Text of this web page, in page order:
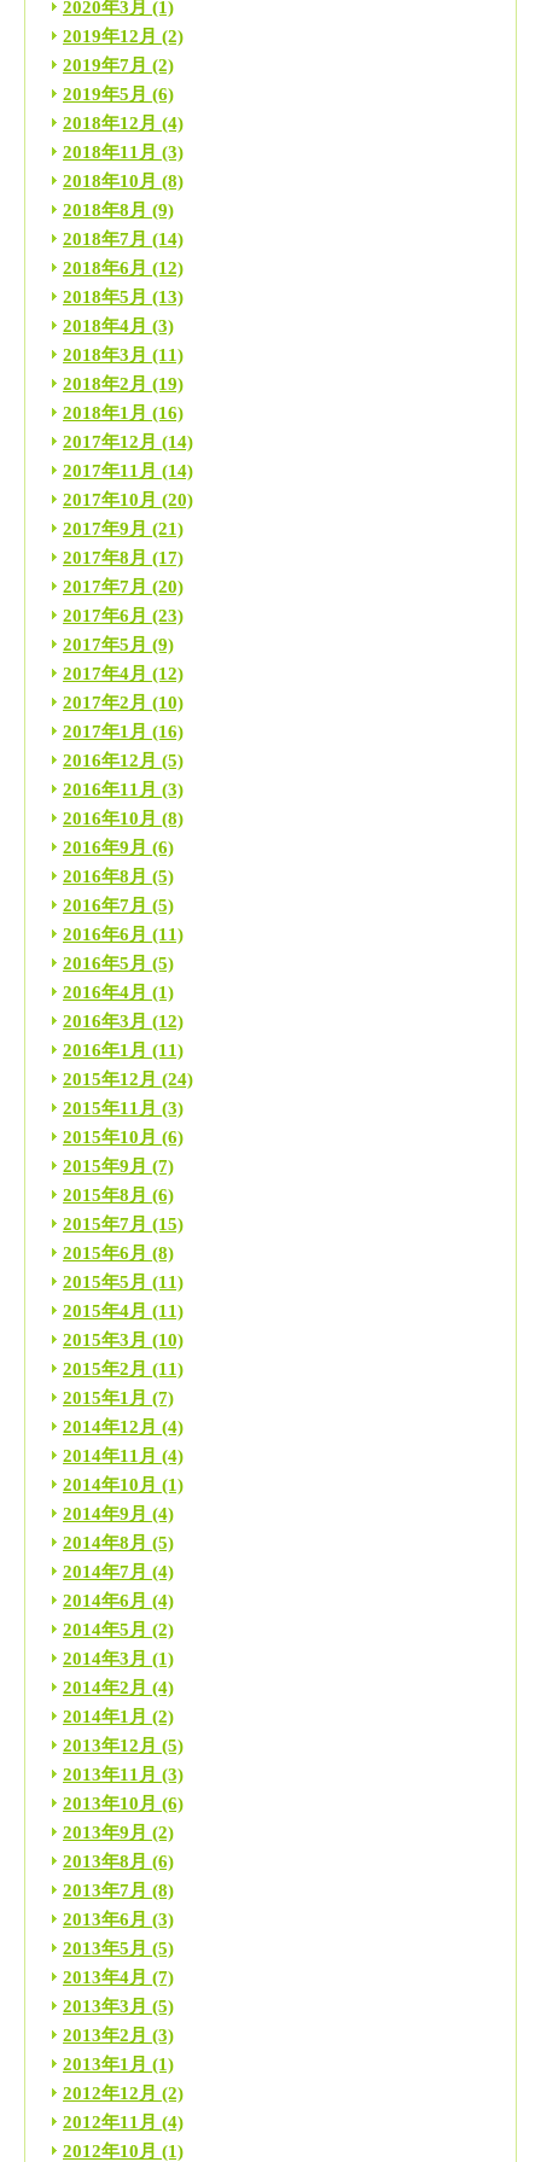
2020年3月 (1)
2019年12月 (2)
2019年7月 (2)
2019年5月 (6)
2018年12月 (4)
2018年11月 (3)
2018年10月 (8)
2018年8月 (9)
2018年7月 (14)
2018年6月 (12)
2018年5月 (13)
2018年4月 (3)
2018年3月 (11)
2018年2月 (19)
2018年1月 (16)
2017年12月 (14)
2017年11月 (14)
2017年10月 (20)
2017年9月 (21)
2017年8月 (17)
2017年7月 (20)
2017年6月 (23)
2017年5月 (9)
2017年4月 (12)
2017年2月 (10)
2017年1月 (16)
2016年12月 (5)
2016年11月 (3)
2016年10月 (8)
2016年9月 (6)
2016年8月 (5)
2016年7月 (5)
2016年6月 (11)
2016年5月 (5)
2016年4月 (1)
2016年3月 (12)
2016年1月 (11)
2015年12月 (24)
2015年11月 (3)
2015年10月 (6)
2015年9月 (7)
2015年8月 (6)
2015年7月 (15)
2015年6月 (8)
2015年5月 (11)
2015年4月 (11)
2015年3月 (10)
2015年2月 (11)
2015年1月 (7)
2014年12月 (4)
2014年11月 (4)
2014年10月 (1)
2014年9月 (4)
2014年8月 (5)
2014年7月 (4)
2014年6月 (4)
2014年5月 (2)
2014年3月 (1)
2014年2月 (4)
2014年1月 (2)
2013年12月 (5)
2013年11月 (3)
2013年10月 (6)
2013年9月 (2)
2013年8月 (6)
2013年7月 (8)
2013年6月 (3)
2013年5月 (5)
2013年4月 (7)
2013年3月 (5)
2013年2月 (3)
2013年1月 (1)
2012年12月 (2)
2012年11月 (4)
2012年10月 (1)